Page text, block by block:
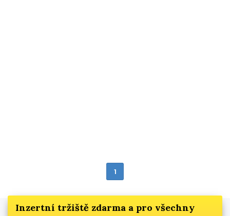
1
Inzertní tržiště zdarma a pro všechny